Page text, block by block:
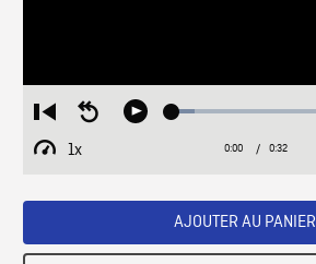
Restart
from
beginning
Seek
Play Loaded:
1x
Playback
Current
0:00 / Duration
0:32
AJOUTER AU PANIER